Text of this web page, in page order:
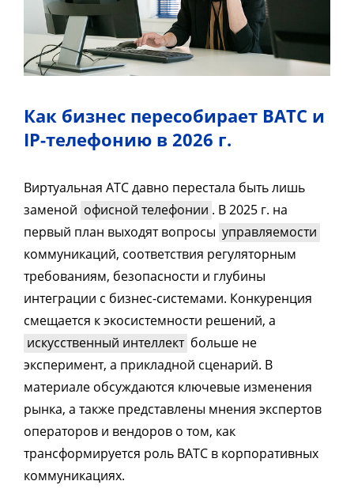
Как бизнес пересобирает ВАТС и
IP-телефонию в 2026 г.
Виртуальная АТС давно перестала быть лишь
заменой офисной телефонии . В 2025 г. на
первый план выходят вопросы управляемости
коммуникаций, соответствия регуляторным
требованиям, безопасности и глубины
интеграции с бизнес-системами. Конкуренция
смещается к экосистемности решений, а
искусственный интеллект больше не
эксперимент, а прикладной сценарий. В
материале обсуждаются ключевые изменения
рынка, а также представлены мнения экспертов
операторов и вендоров о том, как
трансформируется роль ВАТС в корпоративных
коммуникациях.